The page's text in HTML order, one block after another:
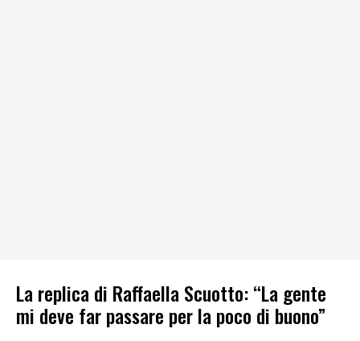
La replica di Raffaella Scuotto: “La gente
mi deve far passare per la poco di buono”